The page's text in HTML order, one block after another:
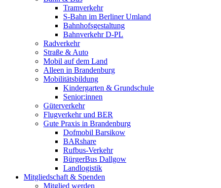
Tramverkehr
S-Bahn im Berliner Umland
Bahnhofsgestaltung
Bahnverkehr D-PL
Radverkehr
Straße & Auto
Mobil auf dem Land
Alleen in Brandenburg
Mobilitätsbildung
Kindergarten & Grundschule
Senior:innen
Güterverkehr
Flugverkehr und BER
Gute Praxis in Brandenburg
Dofmobil Barsikow
BARshare
Rufbus-Verkehr
BürgerBus Dallgow
Landlogistik
Mitgliedschaft & Spenden
Mitglied werden